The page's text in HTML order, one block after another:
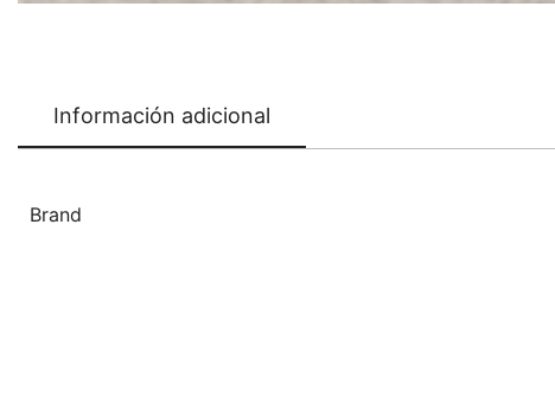
Información adicional
Brand